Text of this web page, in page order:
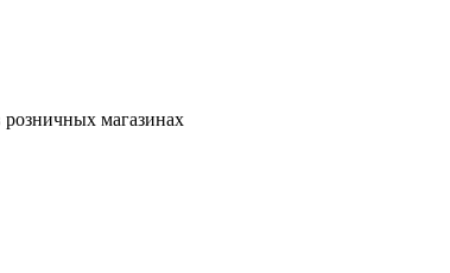
розничных магазинах